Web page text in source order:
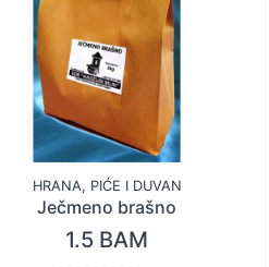
HRANA, PIĆE I DUVAN
Ječmeno brašno
1.5 BAM